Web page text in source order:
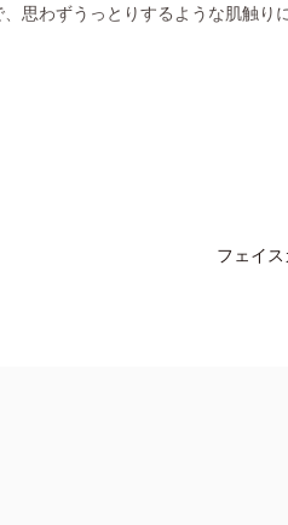
思わずうっとりするような肌触り
フェイ